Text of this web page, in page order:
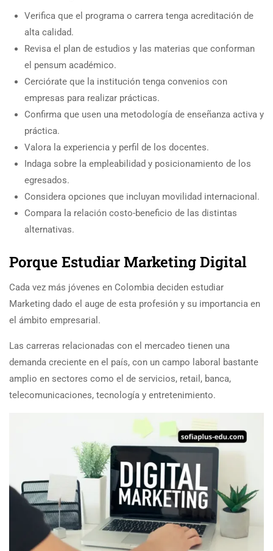
Verifica que el programa o carrera tenga acreditación de
alta calidad.
Revisa el plan de estudios y las materias que conforman
el pensum académico.
Cerciórate que la institución tenga convenios con
empresas para realizar prácticas.
Confirma que usen una metodología de enseñanza activa y
práctica.
Valora la experiencia y perfil de los docentes.
Indaga sobre la empleabilidad y posicionamiento de los
egresados.
Considera opciones que incluyan movilidad internacional.
Compara la relación costo-beneficio de las distintas
alternativas.
Porque Estudiar Marketing Digital
Cada vez más jóvenes en Colombia deciden estudiar
Marketing dado el auge de esta profesión y su importancia en
el ámbito empresarial.
Las carreras relacionadas con el mercadeo tienen una
demanda creciente en el país, con un campo laboral bastante
amplio en sectores como el de servicios, retail, banca,
telecomunicaciones, tecnología y entretenimiento.